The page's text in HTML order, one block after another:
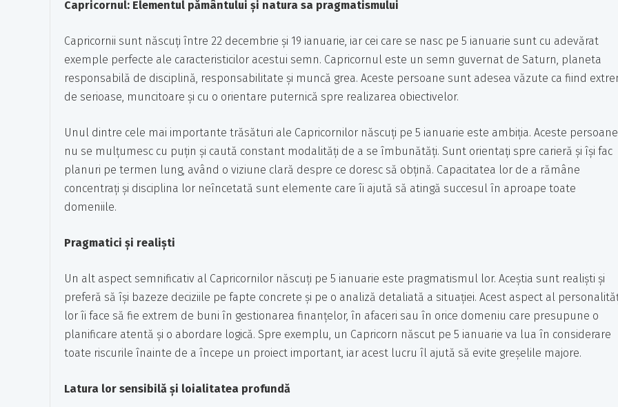
Capricornul: Elementul pământului și natura sa pragmatismului
Capricornii sunt născuți între 22 decembrie și 19 ianuarie, iar cei care se nasc pe 5 ianuarie sunt cu adevărat
exemple perfecte ale caracteristicilor acestui semn. Capricornul este un semn guvernat de Saturn, planeta
responsabilă de disciplină, responsabilitate și muncă grea. Aceste persoane sunt adesea văzute ca fiind
de serioase, muncitoare și cu o orientare puternică spre realizarea obiectivelor.
Unul dintre cele mai importante trăsături ale Capricornilor născuți pe 5 ianuarie este ambiția. Aceste persoane
nu se mulțumesc cu puțin și caută constant modalități de a se îmbunătăți. Sunt orientați spre carieră și își fac
planuri pe termen lung, având o viziune clară despre ce doresc să obțină. Capacitatea lor de a rămâne
concentrați și disciplina lor neîncetată sunt elemente care îi ajută să atingă succesul în aproape toate
domeniile.
Pragmatici și realiști
Un alt aspect semnificativ al Capricornilor născuți pe 5 ianuarie este pragmatismul lor. Aceștia sunt realiști și
preferă să își bazeze deciziile pe fapte concrete și pe o analiză detaliată a situației. Acest aspect al
lor îi face să fie extrem de buni în gestionarea finanțelor, în afaceri sau în orice domeniu care presupune o
planificare atentă și o abordare logică. Spre exemplu, un Capricorn născut pe 5 ianuarie va lua în considerare
toate riscurile înainte de a începe un proiect important, iar acest lucru îl ajută să evite greșelile majore.
Latura lor sensibilă și loialitatea profundă